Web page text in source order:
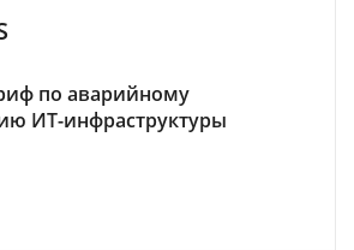
по аварийному
ИТ-инфраструктуры